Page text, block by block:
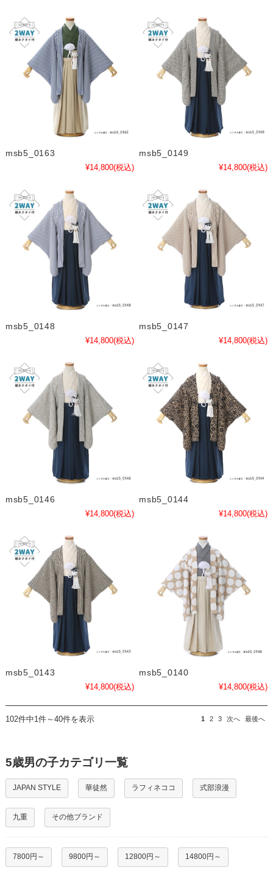
msb5_0163
¥14,800(税込)
msb5_0149
¥14,800(税込)
msb5_0148
¥14,800(税込)
msb5_0147
¥14,800(税込)
msb5_0146
¥14,800(税込)
msb5_0144
¥14,800(税込)
msb5_0143
¥14,800(税込)
msb5_0140
¥14,800(税込)
102件中1件～40件を表示 1 2 3 次へ 最後へ
5歳男の子カテゴリ一覧
JAPAN STYLE 華徒然 ラフィネココ 式部浪漫
九重 その他ブランド
7800円～ 9800円～ 12800円～ 14800円～